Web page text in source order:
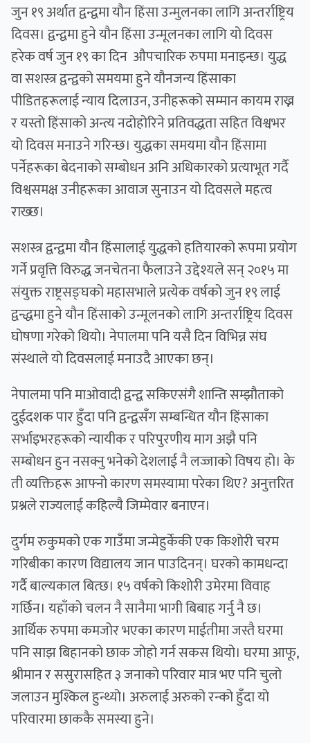
जुन १९ अर्थात द्वन्द्वमा यौन हिंसा उन्मुलनका लागि अन्तर्राष्ट्रिय
दिवस। द्वन्द्वमा हुने यौन हिंसा उन्मूलनका लागि यो दिवस
हरेक वर्ष जुन १९ का दिन औपचारिक रुपमा मनाइन्छ। युद्ध
वा सशस्त्र द्वन्द्वको समयमा हुने यौनजन्य हिंसाका
पीडितहरूलाई न्याय दिलाउन, उनीहरूको सम्मान कायम राख्न
र यस्तो हिंसाको अन्त्य नदोहोरिने प्रतिवद्धता सहित विश्वभर
यो दिवस मनाउने गरिन्छ। युद्धका समयमा यौन हिंसामा
पर्नेहरूका बेदनाको सम्बोधन अनि अधिकारको प्रत्याभूत गर्दै
विश्वसमक्ष उनीहरूका आवाज सुनाउन यो दिवसले महत्व
राख्छ।
सशस्त्र द्वन्द्वमा यौन हिंसालाई युद्धको हतियारको रूपमा प्रयोग
गर्ने प्रवृत्ति विरुद्ध जनचेतना फैलाउने उद्देश्यले सन् २०१५ मा
संयुक्त राष्ट्रसङ्घको महासभाले प्रत्येक वर्षको जुन १९ लाई
द्वन्द्धमा हुने यौन हिंसाको उन्मूलनको लागि अन्तर्राष्ट्रिय दिवस
घोषणा गरेको थियो। नेपालमा पनि यसै दिन विभिन्न संघ
संस्थाले यो दिवसलाई मनाउदै आएका छन्।
नेपालमा पनि माओवादी द्वन्द्व सकिएसंगै शान्ति सम्झौताको
दुईदशक पार हुँदा पनि द्वन्द्वसँग सम्बन्धित यौन हिंसाका
सर्भाइभरहरूको न्यायीक र परिपुरणीय माग अझै पनि
सम्बोधन हुन नसक्नु भनेको देशलाई नै लज्जाको विषय हो। के
ती व्यक्तिहरू आफ्नो कारण समस्यामा परेका थिए? अनुत्तरित
प्रश्नले राज्यलाई कहिल्यै जिम्मेवार बनाएन।
दुर्गम रुकुमको एक गाउँमा जन्मेहुर्केकी एक किशोरी चरम
गरिबीका कारण विद्यालय जान पाउदिनन्। घरको कामधन्दा
गर्दै बाल्यकाल बित्छ। १५ वर्षको किशोरी उमेरमा विवाह
गर्छिन। यहाँको चलन नै सानैमा भागी बिबाह गर्नु नै छ।
आर्थिक रुपमा कमजोर भएका कारण माईतीमा जस्तै घरमा
पनि साझ बिहानको छाक जोहो गर्न सकस थियो। घरमा आफू,
श्रीमान र ससुरासहित ३ जनाको परिवार मात्र भए पनि चुलो
जलाउन मुश्किल हुन्थ्यो। अरुलाई अरुको रन्को हुँदा यो
परिवारमा छाककै समस्या हुने।